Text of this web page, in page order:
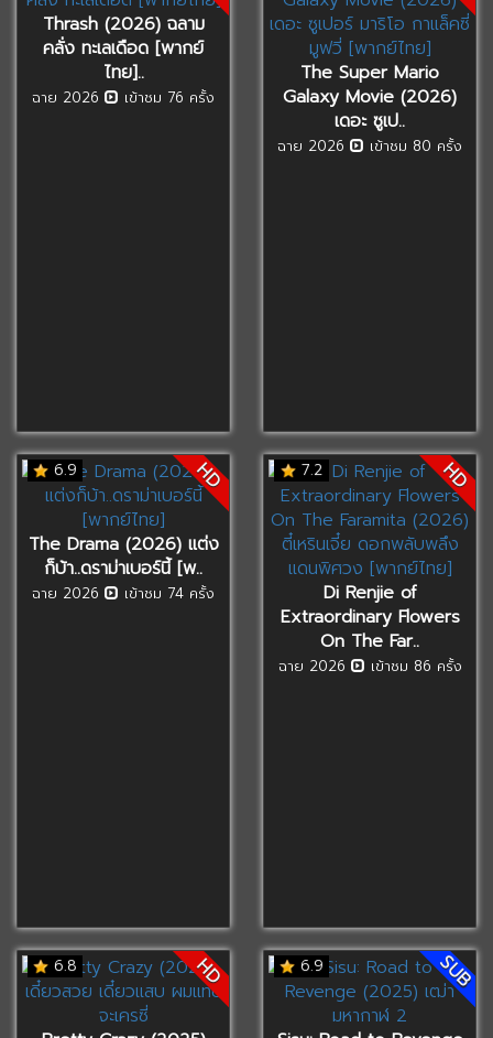
Thrash (2026) ฉลาม
คลั่ง ทะเลเดือด [พากย์
ไทย]..
ฉาย 2026 เข้าชม 76 ครั้ง
The Super Mario
Galaxy Movie (2026)
เดอะ ซูเป..
ฉาย 2026 เข้าชม 80 ครั้ง
6.9 HD
The Drama (2026) แต่ง
ก็บ้า..ดราม่าเบอร์นี้ [พ..
ฉาย 2026 เข้าชม 74 ครั้ง
7.2 HD
Di Renjie of
Extraordinary Flowers
On The Far..
ฉาย 2026 เข้าชม 86 ครั้ง
6.8 HD 6.9 SUB